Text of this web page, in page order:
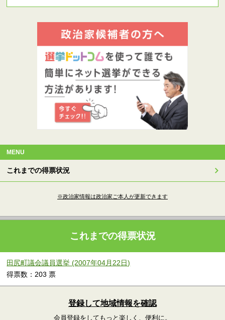
MENU
これまでの得票状況
※政治家情報は政治家ご本人が更新できます
これまでの得票状況
田尻町議会議員選挙 (2007年04月22日)
得票数：203 票
登録して地域情報を確認
会員登録をしてもっと楽しく、便利に。